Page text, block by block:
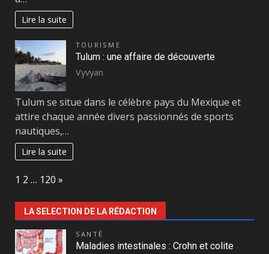
Lire la suite
TOURISME
Tulum : une affaire de découverte
Vyvyan
Tulum se situe dans le célèbre pays du Mexique et
attire chaque année divers passionnés de sports
nautiques,…
Lire la suite
Page:
1 2 … 120 Next
»
LA SELECTION DE LA RÉDACTION
SANTÉ
Maladies intestinales : Crohn et colite